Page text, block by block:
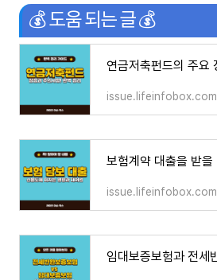
💰 도움 되는 글 💰
issue.lifeinfobox.com
issue.lifeinfobox.com